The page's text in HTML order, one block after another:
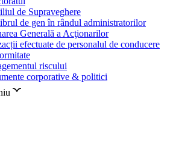
de Supraveghere
de gen în rândul administratorilor
Generală a Acţionarilor
efectuate de personalul de conducere
riscului
corporative & politici